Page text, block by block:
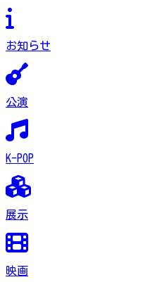
お知らせ
公演
K-POP
展示
映画